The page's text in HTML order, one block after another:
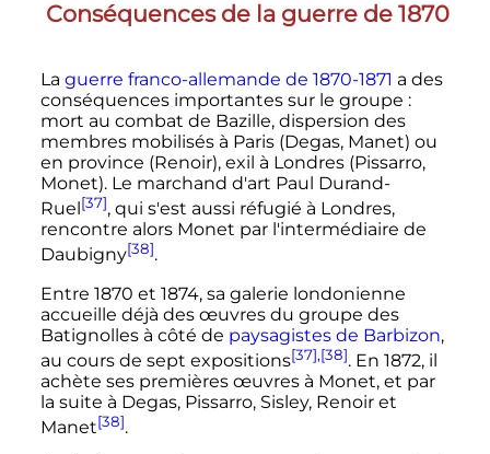
Conséquences de la guerre de 1870
La guerre franco-allemande de 1870-1871 a des
conséquences importantes sur le groupe :
mort au combat de Bazille, dispersion des
membres mobilisés à Paris (Degas, Manet) ou
en province (Renoir), exil à Londres (Pissarro,
Monet). Le marchand d'art Paul Durand-
Ruel [37], qui s'est aussi réfugié à Londres,
rencontre alors Monet par l'intermédiaire de
Daubigny[38].
Entre 1870 et 1874, sa galerie londonienne
accueille déjà des œuvres du groupe des
Batignolles à côté de paysagistes de Barbizon,
au cours de sept expositions[37],[38]. En 1872, il
achète ses premières œuvres à Monet, et par
la suite à Degas, Pissarro, Sisley, Renoir et
Manet[38].